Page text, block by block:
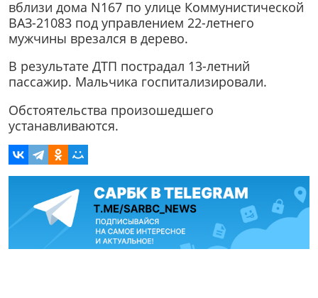
вблизи дома N167 по улице Коммунистической
ВАЗ-21083 под управлением 22-летнего
мужчины врезался в дерево.
В результате ДТП пострадал 13-летний
пассажир. Мальчика госпитализировали.
Обстоятельства произошедшего
устанавливаются.